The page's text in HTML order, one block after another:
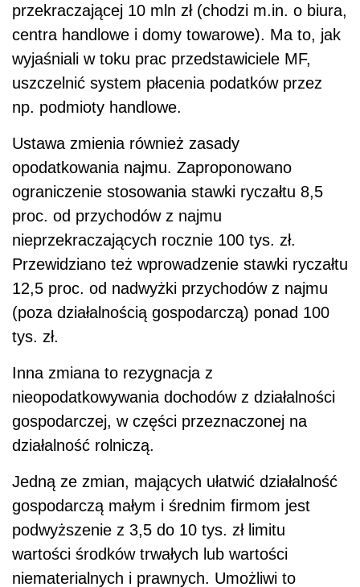
przekraczającej 10 mln zł (chodzi m.in. o biura,
centra handlowe i domy towarowe). Ma to, jak
wyjaśniali w toku prac przedstawiciele MF,
uszczelnić system płacenia podatków przez
np. podmioty handlowe.
Ustawa zmienia również zasady
opodatkowania najmu. Zaproponowano
ograniczenie stosowania stawki ryczałtu 8,5
proc. od przychodów z najmu
nieprzekraczających rocznie 100 tys. zł.
Przewidziano też wprowadzenie stawki ryczałtu
12,5 proc. od nadwyżki przychodów z najmu
(poza działalnością gospodarczą) ponad 100
tys. zł.
Inna zmiana to rezygnacja z
nieopodatkowywania dochodów z działalności
gospodarczej, w części przeznaczonej na
działalność rolniczą.
Jedną ze zmian, mających ułatwić działalność
gospodarczą małym i średnim firmom jest
podwyższenie z 3,5 do 10 tys. zł limitu
wartości środków trwałych lub wartości
niematerialnych i prawnych. Umożliwi to